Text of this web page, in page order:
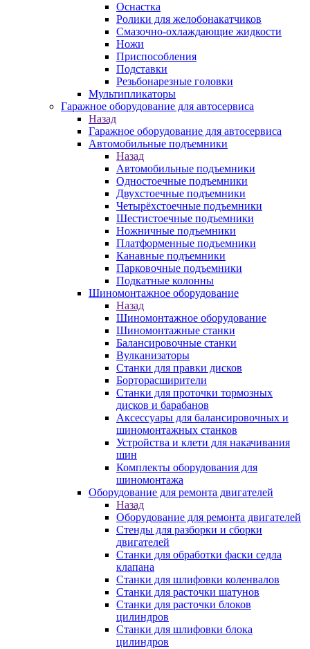
Оснастка
Ролики для желобонакатчиков
Смазочно-охлаждающие жидкости
Ножи
Приспособления
Подставки
Резьбонарезные головки
Мультипликаторы
Гаражное оборудование для автосервиса
Назад
Гаражное оборудование для автосервиса
Автомобильные подъемники
Назад
Автомобильные подъемники
Одностоечные подъемники
Двухстоечные подъемники
Четырёхстоечные подъемники
Шестистоечные подъемники
Ножничные подъемники
Платформенные подъемники
Канавные подъемники
Парковочные подъемники
Подкатные колонны
Шиномонтажное оборудование
Назад
Шиномонтажное оборудование
Шиномонтажные станки
Балансировочные станки
Вулканизаторы
Станки для правки дисков
Борторасширители
Станки для проточки тормозных
дисков и барабанов
Аксессуары для балансировочных и
шиномонтажных станков
Устройства и клети для накачивания
шин
Комплекты оборудования для
шиномонтажа
Оборудование для ремонта двигателей
Назад
Оборудование для ремонта двигателей
Стенды для разборки и сборки
двигателей
Станки для обработки фаски седла
клапана
Станки для шлифовки коленвалов
Станки для расточки шатунов
Станки для расточки блоков
цилиндров
Станки для шлифовки блока
цилиндров